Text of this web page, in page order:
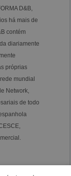
D&B,
há mais de
contém
diariamente
próprias
mundial
Network,
de todo